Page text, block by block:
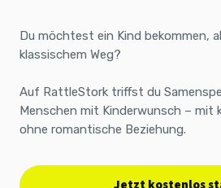
Du möchtest ein Kind bekommen,
klassischem Weg?
Auf RattleStork triffst du
Menschen mit Kinderwunsch – mit
ohne romantische Beziehung.